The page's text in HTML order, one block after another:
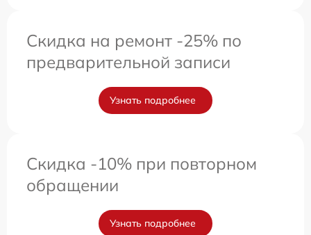
Скидка на ремонт -25% по
предварительной записи
Узнать подробнее
Скидка -10% при повторном
обращении
Узнать подробнее